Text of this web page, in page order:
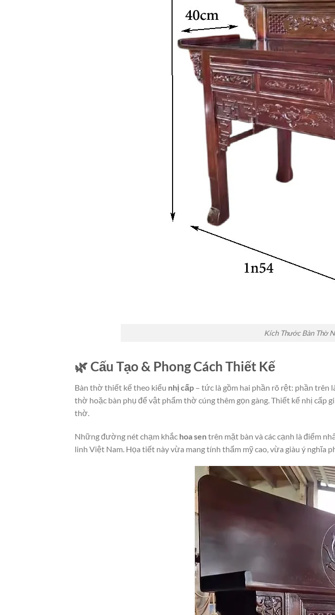
Kích Thước Bàn Thờ
🌿 Cấu Tạo & Phong Cách Thiết Kế
Bàn thờ thiết kế theo kiểu nhị cấp – tức là gồm hai phần rõ rệt: phần
thờ hoặc bàn phụ để vật phẩm thờ cúng thêm gọn gàng. Thiết kế nhị cấp
thờ.
Những đường nét chạm khắc hoa sentrên mặt bàn và các cạnh là điểm
linh Việt Nam. Họa tiết này vừa mang tính thẩm mỹ cao, vừa giàu ý nghĩa